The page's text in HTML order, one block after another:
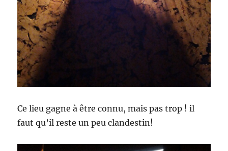
Ce lieu gagne à être connu, mais pas trop ! il
faut qu’il reste un peu clandestin!